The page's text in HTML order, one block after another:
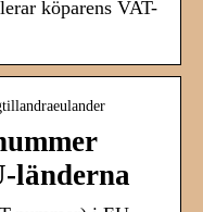
köparens VAT-
länderna